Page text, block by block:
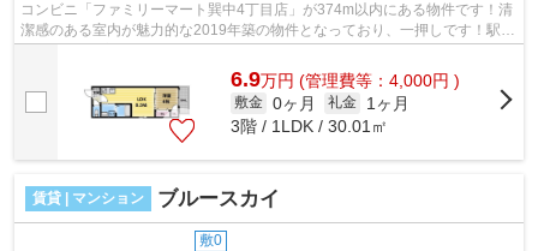
コンビニ「ファミリーマート巽中4丁目店」が374m以内にある物件です！清
潔感のある室内が魅力的な2019年築の物件となっており、一押しです！駅か
6.9万円 (管理費等：4,000円 )
敷金 0ヶ月 礼金
1ヶ月
3階 / 1LDK / 30.01㎡
賃貸 | マンション ブルースカイ
敷0